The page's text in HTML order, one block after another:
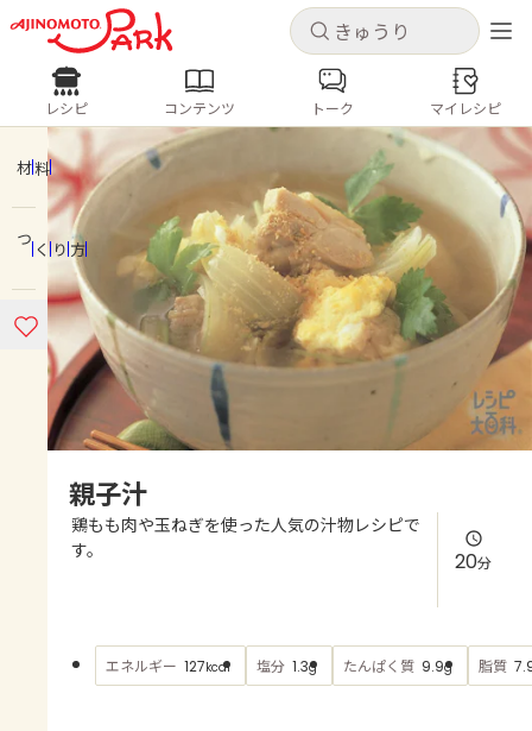
キャンセル
ログインするとレシピを保存できます
ログイン 新規登録
ホーム
コンテンツ
レシピ
よくあるお問い合わせ
AJINOMOTO PARK とは
キャンセル
レシピ コンテンツ
人気の食材・レシピ
きゅうり なす トマト
とうもろこし
ピーマン
みょうが ゴーヤ
レシピ コンテンツ トーク マイレシピ
材料
つくり方
親子汁
鶏もも肉や玉ねぎを使った人気の汁物レシピで
す。
20分
エネルギー 127kcal 塩分 1.3g たんぱく質 9.9g 脂質